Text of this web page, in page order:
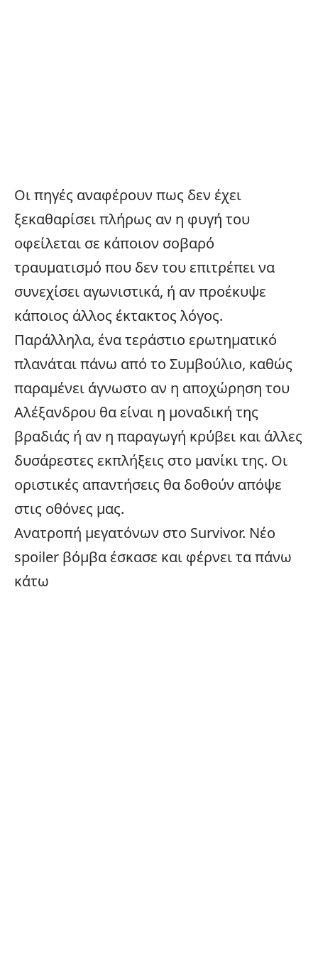
Οι πηγές αναφέρουν πως δεν έχει
ξεκαθαρίσει πλήρως αν η φυγή του
οφείλεται σε κάποιον σοβαρό
τραυματισμό που δεν του επιτρέπει να
συνεχίσει αγωνιστικά, ή αν προέκυψε
κάποιος άλλος έκτακτος λόγος.
Παράλληλα, ένα τεράστιο ερωτηματικό
πλανάται πάνω από το Συμβούλιο, καθώς
παραμένει άγνωστο αν η αποχώρηση του
Αλέξανδρου θα είναι η μοναδική της
βραδιάς ή αν η παραγωγή κρύβει και άλλες
δυσάρεστες εκπλήξεις στο μανίκι της. Οι
οριστικές απαντήσεις θα δοθούν απόψε
στις οθόνες μας.
Ανατροπή μεγατόνων στο Survivor. Νέο
spoiler βόμβα έσκασε και φέρνει τα πάνω
κάτω